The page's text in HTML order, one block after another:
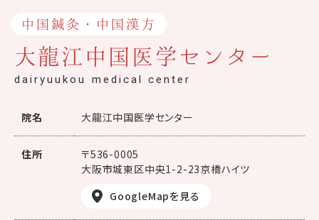
中国鍼灸・中国漢方
大龍江中国医学センター
dairyuukou medical center
院名 大龍江中国医学センター
住所
〒536-0005
大阪市城東区中央1-2-23京橋ハイツ
GoogleMapを見る